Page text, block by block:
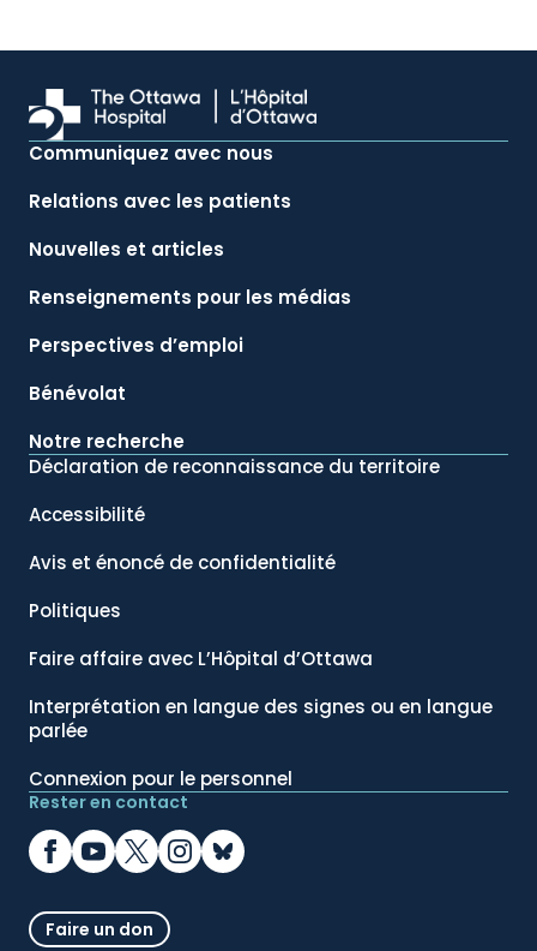
Communiquez avec nous
Relations avec les patients
Nouvelles et articles
Renseignements pour les médias
Perspectives d’emploi
Bénévolat
Notre recherche
Déclaration de reconnaissance du territoire
Accessibilité
Avis et énoncé de confidentialité
Politiques
Faire affaire avec L’Hôpital d’Ottawa
Interprétation en langue des signes ou en langue
parlée
Connexion pour le personnel
Rester en contact
Faire un don